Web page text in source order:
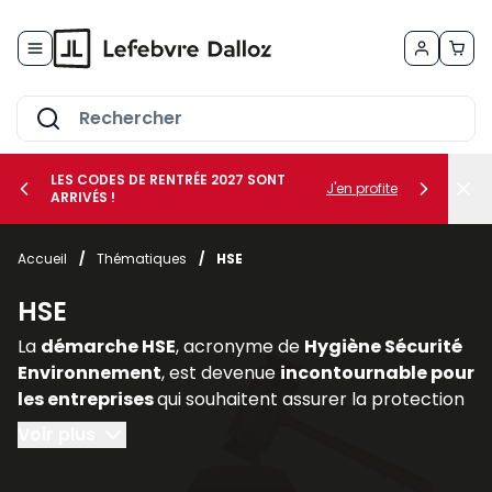
le sous-menu Vos métiers
le sous-menu Vos besoins
LES CODES DE RENTRÉE 2027 SONT
ARRIVÉS !
J'en profite
Accueil / Thématiques / HSE
HSE
La démarche HSE, acronyme de Hygiène Sécurité
Environnement, est devenue incontournable pour
les entreprisesqui souhaitent assurer la protection
de leurs salariés, limiter les risques professionnels et
intégrer les enjeux environnementaux dans leur